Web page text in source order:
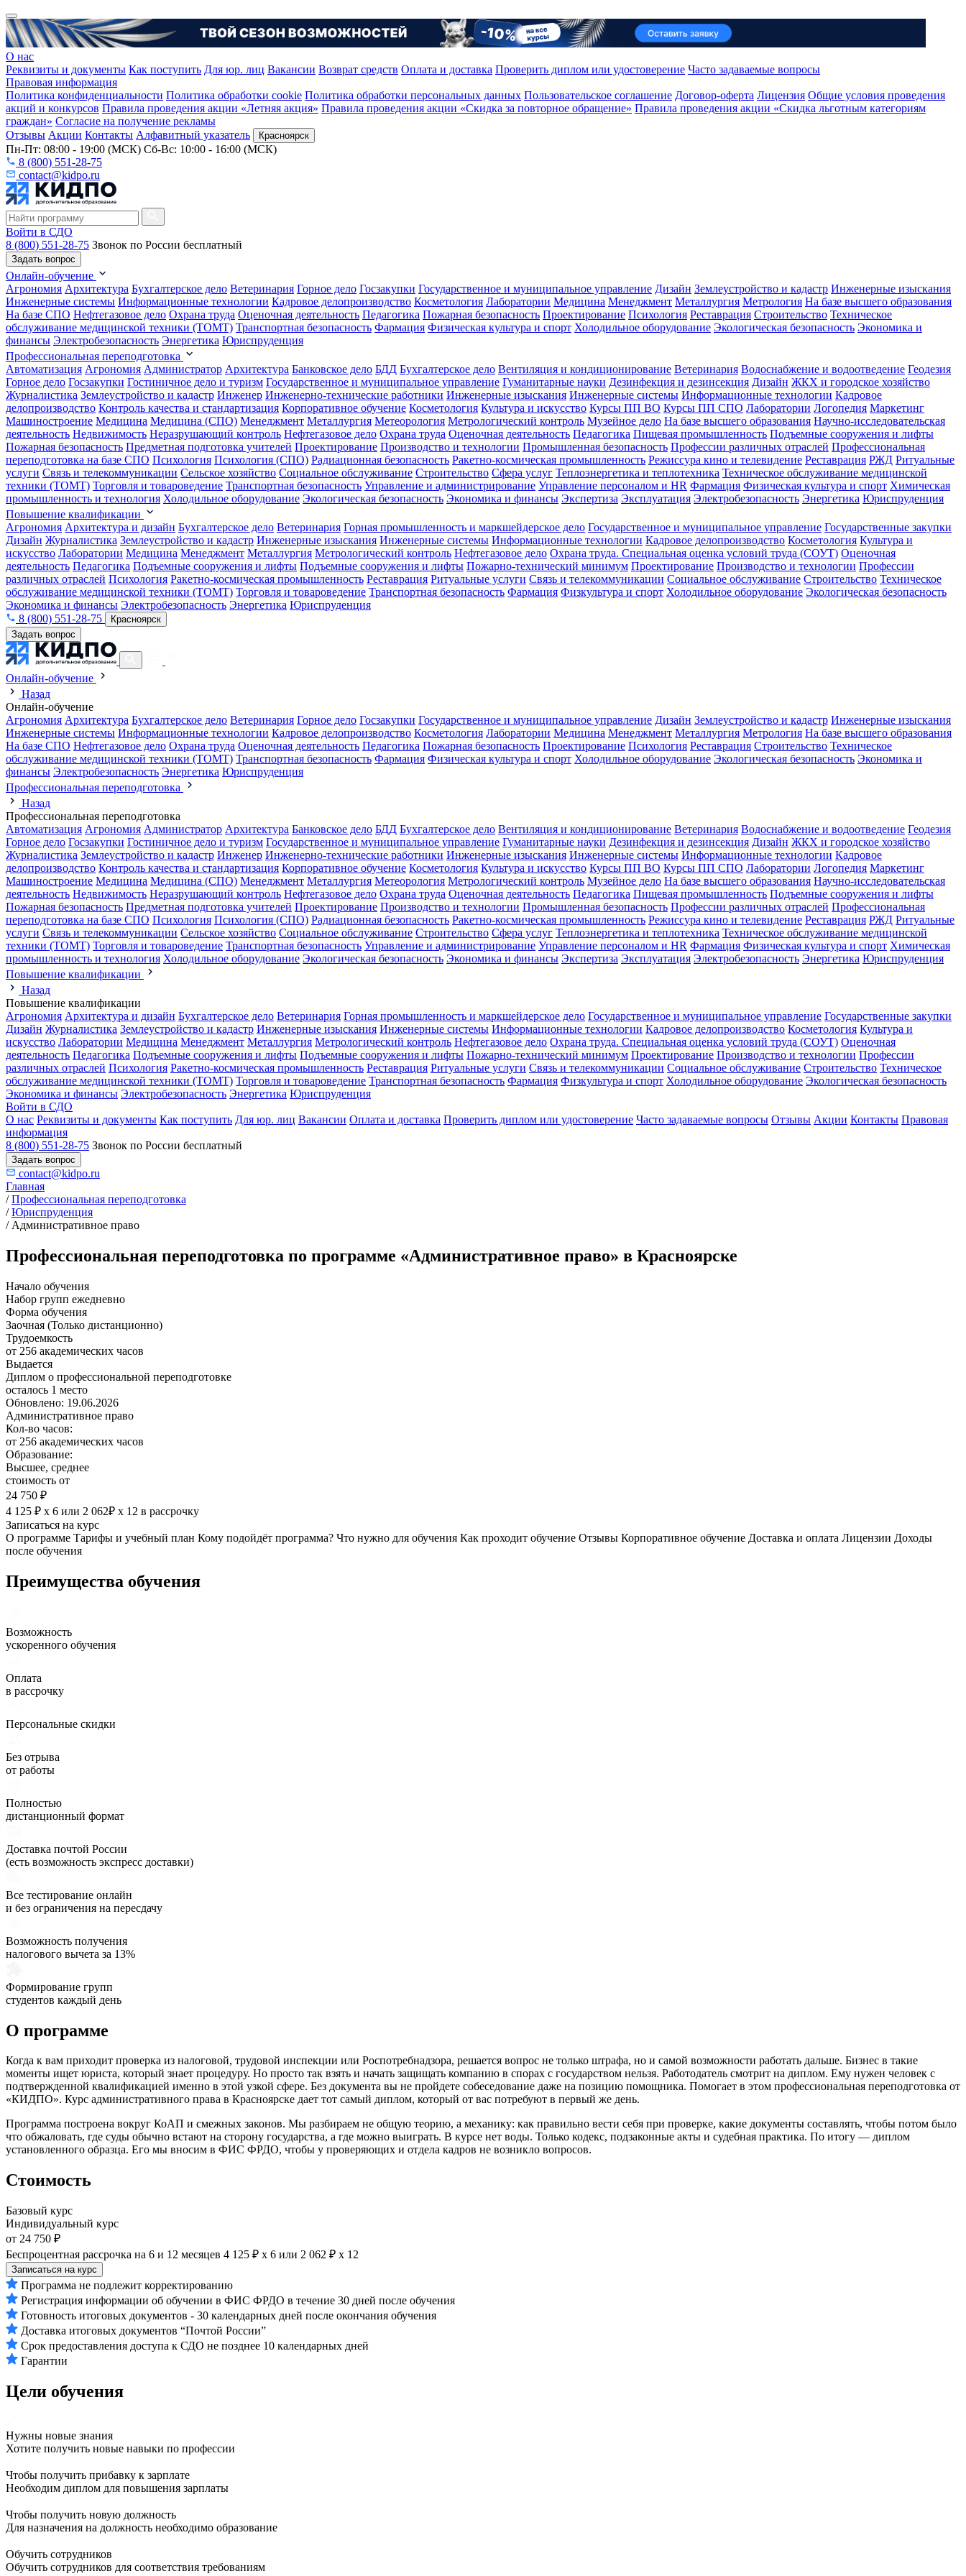
О нас
Реквизиты и документы Как поступить Для юр. лиц Вакансии Возврат средств Оплата и доставка Проверить диплом или удостоверение Часто задаваемые вопросы
Правовая информация
Политика конфиденциальности Политика обработки cookie Политика обработки персональных данных Пользовательское соглашение Договор-оферта Лицензия Общие условия проведения
акций и конкурсов Правила проведения акции «Летняя акция» Правила проведения акции «Скидка за повторное обращение» Правила проведения акции «Скидка льготным категориям
граждан» Согласие на получение рекламы
Отзывы Акции Контакты Алфавитный указатель Красноярск
Пн-Пт: 08:00 - 19:00 (МСК) Сб-Вс: 10:00 - 16:00 (МСК)
8 (800) 551-28-75
contact@kidpo.ru
Войти в СДО
8 (800) 551-28-75 Звонок по России бесплатный
Задать вопрос
Онлайн-обучение
Агрономия Архитектура Бухгалтерское дело Ветеринария Горное дело Госзакупки Государственное и муниципальное управление Дизайн Землеустройство и кадастр Инженерные изыскания
Инженерные системы Информационные технологии Кадровое делопроизводство Косметология Лаборатории Медицина Менеджмент Металлургия Метрология На базе высшего образования
На базе СПО Нефтегазовое дело Охрана труда Оценочная деятельность Педагогика Пожарная безопасность Проектирование Психология Реставрация Строительство Техническое
обслуживание медицинской техники (ТОМТ) Транспортная безопасность Фармация Физическая культура и спорт Холодильное оборудование Экологическая безопасность Экономика и
финансы Электробезопасность Энергетика Юриспруденция
Профессиональная переподготовка
Автоматизация Агрономия Администратор Архитектура Банковское дело БДД Бухгалтерское дело Вентиляция и кондиционирование Ветеринария Водоснабжение и водоотведение Геодезия
Горное дело Госзакупки Гостиничное дело и туризм Государственное и муниципальное управление Гуманитарные науки Дезинфекция и дезинсекция Дизайн ЖКХ и городское хозяйство
Журналистика Землеустройство и кадастр Инженер Инженерно-технические работники Инженерные изыскания Инженерные системы Информационные технологии Кадровое
делопроизводство Контроль качества и стандартизация Корпоративное обучение Косметология Культура и искусство Курсы ПП ВО Курсы ПП СПО Лаборатории Логопедия Маркетинг
Машиностроение Медицина Медицина (СПО) Менеджмент Металлургия Метеорология Метрологический контроль Музейное дело На базе высшего образования Научно-исследовательская
деятельность Недвижимость Неразрушающий контроль Нефтегазовое дело Охрана труда Оценочная деятельность Педагогика Пищевая промышленность Подъемные сооружения и лифты
Пожарная безопасность Предметная подготовка учителей Проектирование Производство и технологии Промышленная безопасность Профессии различных отраслей Профессиональная
переподготовка на базе СПО Психология Психология (СПО) Радиационная безопасность Ракетно-космическая промышленность Режиссура кино и телевидение Реставрация РЖД Ритуальные
услуги Связь и телекоммуникации Сельское хозяйство Социальное обслуживание Строительство Сфера услуг Теплоэнергетика и теплотехника Техническое обслуживание медицинской
техники (ТОМТ) Торговля и товароведение Транспортная безопасность Управление и администрирование Управление персоналом и HR Фармация Физическая культура и спорт Химическая
промышленность и технология Холодильное оборудование Экологическая безопасность Экономика и финансы Экспертиза Эксплуатация Электробезопасность Энергетика Юриспруденция
Повышение квалификации
Агрономия Архитектура и дизайн Бухгалтерское дело Ветеринария Горная промышленность и маркшейдерское дело Государственное и муниципальное управление Государственные закупки
Дизайн Журналистика Землеустройство и кадастр Инженерные изыскания Инженерные системы Информационные технологии Кадровое делопроизводство Косметология Культура и
искусство Лаборатории Медицина Менеджмент Металлургия Метрологический контроль Нефтегазовое дело Охрана труда. Специальная оценка условий труда (СОУТ) Оценочная
деятельность Педагогика Подъемные сооружения и лифты Подъемные сооружения и лифты Пожарно-технический минимум Проектирование Производство и технологии Профессии
различных отраслей Психология Ракетно-космическая промышленность Реставрация Ритуальные услуги Связь и телекоммуникации Социальное обслуживание Строительство Техническое
обслуживание медицинской техники (ТОМТ) Торговля и товароведение Транспортная безопасность Фармация Физкультура и спорт Холодильное оборудование Экологическая безопасность
Экономика и финансы Электробезопасность Энергетика Юриспруденция
8 (800) 551-28-75
Красноярск
Задать вопрос
Онлайн-обучение
Назад
Онлайн-обучение
Агрономия Архитектура Бухгалтерское дело Ветеринария Горное дело Госзакупки Государственное и муниципальное управление Дизайн Землеустройство и кадастр Инженерные изыскания
Инженерные системы Информационные технологии Кадровое делопроизводство Косметология Лаборатории Медицина Менеджмент Металлургия Метрология На базе высшего образования
На базе СПО Нефтегазовое дело Охрана труда Оценочная деятельность Педагогика Пожарная безопасность Проектирование Психология Реставрация Строительство Техническое
обслуживание медицинской техники (ТОМТ) Транспортная безопасность Фармация Физическая культура и спорт Холодильное оборудование Экологическая безопасность Экономика и
финансы Электробезопасность Энергетика Юриспруденция
Профессиональная переподготовка
Назад
Профессиональная переподготовка
Автоматизация Агрономия Администратор Архитектура Банковское дело БДД Бухгалтерское дело Вентиляция и кондиционирование Ветеринария Водоснабжение и водоотведение Геодезия
Горное дело Госзакупки Гостиничное дело и туризм Государственное и муниципальное управление Гуманитарные науки Дезинфекция и дезинсекция Дизайн ЖКХ и городское хозяйство
Журналистика Землеустройство и кадастр Инженер Инженерно-технические работники Инженерные изыскания Инженерные системы Информационные технологии Кадровое
делопроизводство Контроль качества и стандартизация Корпоративное обучение Косметология Культура и искусство Курсы ПП ВО Курсы ПП СПО Лаборатории Логопедия Маркетинг
Машиностроение Медицина Медицина (СПО) Менеджмент Металлургия Метеорология Метрологический контроль Музейное дело На базе высшего образования Научно-исследовательская
деятельность Недвижимость Неразрушающий контроль Нефтегазовое дело Охрана труда Оценочная деятельность Педагогика Пищевая промышленность Подъемные сооружения и лифты
Пожарная безопасность Предметная подготовка учителей Проектирование Производство и технологии Промышленная безопасность Профессии различных отраслей Профессиональная
переподготовка на базе СПО Психология Психология (СПО) Радиационная безопасность Ракетно-космическая промышленность Режиссура кино и телевидение Реставрация РЖД Ритуальные
услуги Связь и телекоммуникации Сельское хозяйство Социальное обслуживание Строительство Сфера услуг Теплоэнергетика и теплотехника Техническое обслуживание медицинской
техники (ТОМТ) Торговля и товароведение Транспортная безопасность Управление и администрирование Управление персоналом и HR Фармация Физическая культура и спорт Химическая
промышленность и технология Холодильное оборудование Экологическая безопасность Экономика и финансы Экспертиза Эксплуатация Электробезопасность Энергетика Юриспруденция
Повышение квалификации
Назад
Повышение квалификации
Агрономия Архитектура и дизайн Бухгалтерское дело Ветеринария Горная промышленность и маркшейдерское дело Государственное и муниципальное управление Государственные закупки
Дизайн Журналистика Землеустройство и кадастр Инженерные изыскания Инженерные системы Информационные технологии Кадровое делопроизводство Косметология Культура и
искусство Лаборатории Медицина Менеджмент Металлургия Метрологический контроль Нефтегазовое дело Охрана труда. Специальная оценка условий труда (СОУТ) Оценочная
деятельность Педагогика Подъемные сооружения и лифты Подъемные сооружения и лифты Пожарно-технический минимум Проектирование Производство и технологии Профессии
различных отраслей Психология Ракетно-космическая промышленность Реставрация Ритуальные услуги Связь и телекоммуникации Социальное обслуживание Строительство Техническое
обслуживание медицинской техники (ТОМТ) Торговля и товароведение Транспортная безопасность Фармация Физкультура и спорт Холодильное оборудование Экологическая безопасность
Экономика и финансы Электробезопасность Энергетика Юриспруденция
Войти в СДО
О нас Реквизиты и документы Как поступить Для юр. лиц Вакансии Оплата и доставка Проверить диплом или удостоверение Часто задаваемые вопросы Отзывы Акции Контакты Правовая
информация
8 (800) 551-28-75 Звонок по России бесплатный
Задать вопрос
contact@kidpo.ru
Главная
/ Профессиональная переподготовка
/ Юриспруденция
/ Административное право
Профессиональная переподготовка по программе «Административное право» в Красноярске
Начало обучения
Набор групп ежедневно
Форма обучения
Заочная (Только дистанционно)
Трудоемкость
от 256 академических часов
Выдается
Диплом о профессиональной переподготовке
осталось 1 место
Обновлено: 19.06.2026
Административное право
Кол-во часов:
от 256 академических часов
Образование:
Высшее, среднее
стоимость от
24 750 ₽
4 125 ₽ х 6 или 2 062₽ х 12 в рассрочку
Записаться на курс
О программе Тарифы и учебный план Кому подойдёт программа? Что нужно для обучения Как проходит обучение Отзывы Корпоративное обучение Доставка и оплата Лицензии Доходы
после обучения
Преимущества обучения
Возможность
ускоренного обучения
Оплата
в рассрочку
Персональные скидки
Без отрыва
от работы
Полностью
дистанционный формат
Доставка почтой России
(есть возможность экспресс доставки)
Все тестирование онлайн
и без ограничения на пересдачу
Возможность получения
налогового вычета за 13%
Формирование групп
студентов каждый день
О программе
Когда к вам приходит проверка из налоговой, трудовой инспекции или Роспотребнадзора, решается вопрос не только штрафа, но и самой возможности работать дальше. Бизнес в такие
моменты ищет юриста, который знает процедуру. Но просто так взять и начать защищать компанию в спорах с государством нельзя. Работодатель смотрит на диплом. Ему нужен человек с
подтвержденной квалификацией именно в этой узкой сфере. Без документа вы не пройдете собеседование даже на позицию помощника. Помогает в этом профессиональная переподготовка от
«КИДПО». Курс административного права в Красноярске дает тот самый диплом, который от вас потребуют в первый же день.
Программа построена вокруг КоАП и смежных законов. Мы разбираем не общую теорию, а механику: как правильно вести себя при проверке, какие документы составлять, чтобы потом было
что обжаловать, где суды обычно встают на сторону государства, а где можно выиграть. В курсе нет воды. Только кодекс, подзаконные акты и судебная практика. По итогу — диплом
установленного образца. Его мы вносим в ФИС ФРДО, чтобы у проверяющих и отдела кадров не возникло вопросов.
Стоимость
Базовый курс
Индивидуальный курс
от 24 750 ₽
Беспроцентная рассрочка на 6 и 12 месяцев 4 125 ₽ х 6 или 2 062 ₽ х 12
Записаться на курс
Программа не подлежит корректированию
Регистрация информации об обучении в ФИС ФРДО в течение 30 дней после обучения
Готовность итоговых документов - 30 календарных дней после окончания обучения
Доставка итоговых документов “Почтой России”
Срок предоставления доступа к СДО не позднее 10 календарных дней
Гарантии
Цели обучения
Нужны новые знания
Хотите получить новые навыки по профессии
Чтобы получить прибавку к зарплате
Необходим диплом для повышения зарплаты
Чтобы получить новую должность
Для назначения на должность необходимо образование
Обучить сотрудников
Обучить сотрудников для соответствия требованиям